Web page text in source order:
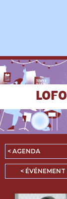
< AGENDA
<